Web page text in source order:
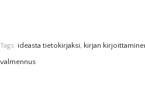
Tags: ideasta tietokirjaksi, kirjan
valmennus